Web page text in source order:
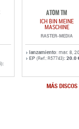
lanzamiento: mar. 8,
(Ref.: R57743):20.0 €
MÁS DISCOS